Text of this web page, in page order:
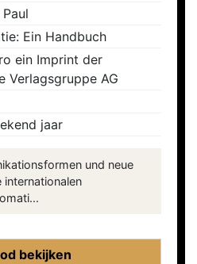
Ein Handbuch
ein Imprint der
Verlagsgruppe AG
jaar
und neue
internationalen
bekijken